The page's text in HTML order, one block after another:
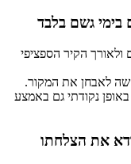
בימי גשם בלבד
הקיר הספציפי
לאבחן את המקור.
נקודתי גם באמצע
את הצלחתו